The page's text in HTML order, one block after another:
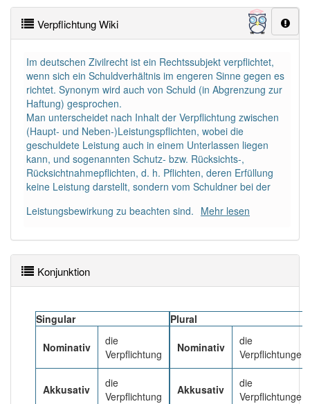
×
Wörter, die mit "-ung" enden, haben fast immer
DER: 127Ausnahmen
DIE: 11 043
DAS:2Ausnahmen Beispiele
PowerIndex:856
Wörter mit Endung
anderen Artikel
85% unserer Spielapp-Nutzer haben den Artikel
korrekt erraten.
Verpflichtung Wiki
Im deutschen Zivilrecht ist ein Rechtssubjekt verpflichtet,
wenn sich ein Schuldverhältnis im engeren Sinne gegen es
richtet. Synonym wird auch von Schuld (in Abgrenzung zur
Haftung) gesprochen.
Man unterscheidet nach Inhalt der Verpflichtung zwischen
(Haupt- und Neben-)Leistungspflichten, wobei die
geschuldete Leistung auch in einem Unterlassen liegen
kann, und sogenannten Schutz- bzw. Rücksichts-,
Rücksichtnahmepflichten, d. h. Pflichten, deren Erfüllung
keine Leistung darstellt, sondern vom Schuldner bei der
Leistungsbewirkung zu beachten sind. Mehr lesen
Konjunktion
Singular
Nominativ
die
Verpflichtung
Akkusativ
die
Verpflichtung
Plural
Nominativ
die
Verpflichtungen
Akkusativ
die
Verpflichtungen